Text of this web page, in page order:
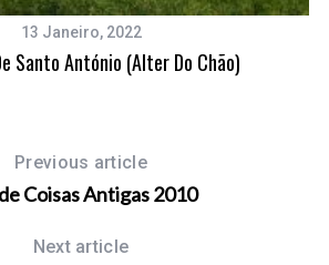
13 Janeiro, 2022
Santo António (Alter Do Chão)
Previous article
Coisas Antigas 2010
Next article